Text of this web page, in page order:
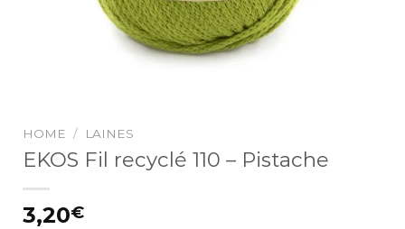
HOME / LAINES
EKOS Fil recyclé 110 – Pistache
3,20€